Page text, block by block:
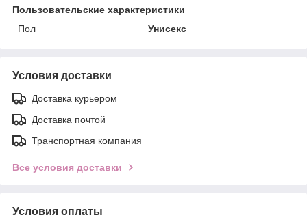
Пользовательские характеристики
Пол
Унисекс
Условия доставки
Доставка курьером
Доставка почтой
Транспортная компания
Все условия доставки
Условия оплаты